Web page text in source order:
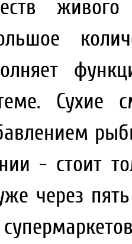
живого
Сухие
- стоит
через